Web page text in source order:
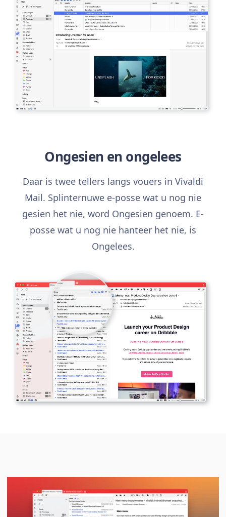
Ongesien en ongelees
Daar is twee tellers langs vouers in Vivaldi
Mail. Splinternuwe e-posse wat u nog nie
gesien het nie, word Ongesien genoem. E-
posse wat u nog nie hanteer het nie, is
Ongelees.